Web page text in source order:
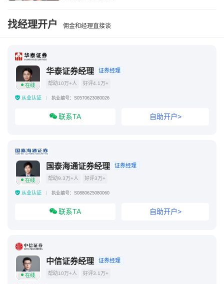
找经理开户 佣金和经理直接谈
在线
华泰证券经理 证券经理
帮助10万+人 好评4.1万+
从业认证 执业编号：S0570623080026
联系TA 自助开户>
在线
国泰海通证券经理 证券经理
帮助9.3万+人 好评3万+
从业认证 执业编号：S0880625080060
联系TA 自助开户>
在线
中信证券经理 证券经理
帮助10万+人 好评3.1万+